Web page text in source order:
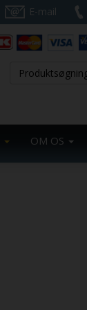
E-mail
OM OS